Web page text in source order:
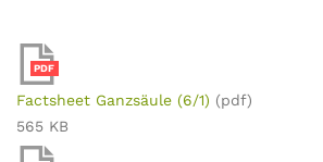
PDF
Factsheet Ganzsäule (6/1) (pdf)
565 KB